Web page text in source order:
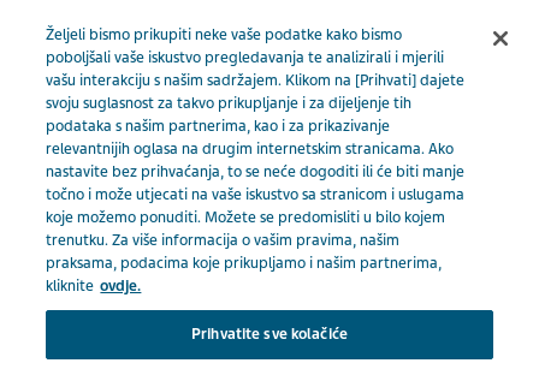
Jeste li zdravstveni
djelatnik?
Bosna i Hercegovina Proizvodi
Katalog proizvoda
Zdravstveni djelatnik
Zipantola 20 mg
Zipantola 20 mg
Željeli bismo prikupiti neke vaše podatke kako bismo
poboljšali vaše iskustvo pregledavanja te analizirali i mjerili
vašu interakciju s našim sadržajem. Klikom na [Prihvati] dajete
svoju suglasnost za takvo prikupljanje i za dijeljenje tih
podataka s našim partnerima, kao i za prikazivanje
relevantnijih oglasa na drugim internetskim stranicama. Ako
nastavite bez prihvaćanja, to se neće dogoditi ili će biti manje
točno i može utjecati na vaše iskustvo sa stranicom i uslugama
koje možemo ponuditi. Možete se predomisliti u bilo kojem
trenutku. Za više informacija o vašim pravima, našim
praksama, podacima koje prikupljamo i našim partnerima,
kliknite ovdje.
Prihvatite sve kolačiće